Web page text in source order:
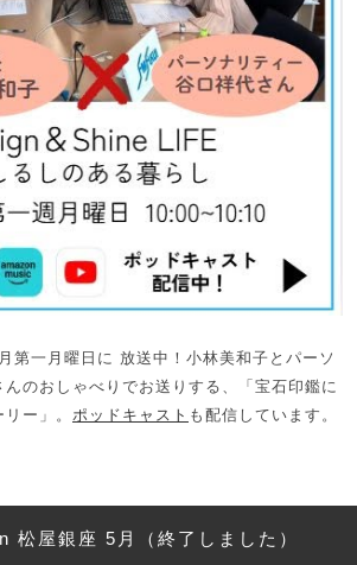
第一月曜日に 放送中！小林美和子とパーソ
のおしゃべりでお送りする、「宝石印鑑に
ー」。 ポッドキャスト も配信しています。
松屋銀座 5月（終了しました）